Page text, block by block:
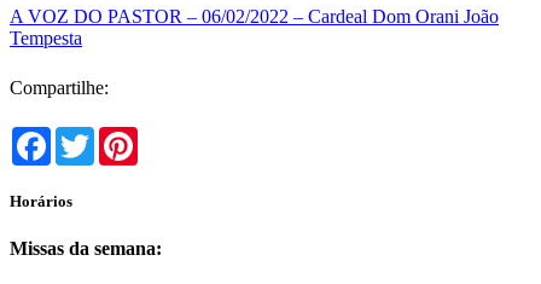
A VOZ DO PASTOR – 06/02/2022 – Cardeal Dom Orani João
Tempesta
Compartilhe:
Facebook
Twitter
Horários
Missas da semana: